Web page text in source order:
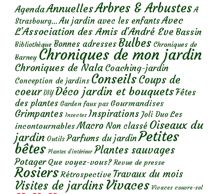
AgendaAnnuellesArbres & Arbustes A
Strasbourg... Au jardin avec les enfantsAvec
L'Association des Amis d'André Eve Bassin
Bibliothèque Bonnes adresses Bulbes Chroniques de
Barney Chroniques de mon jardin
Chroniques de Nala Coaching-jardin
Conception de jardins ConseilsCoups de
coeur DIY Déco jardin et bouquetsFêtes
des plantes Garden faux pas Gourmandises
Grimpantes Insectes Inspirations Joli Duo Les
incontournables Macro Non classé Oiseaux du
jardin Outils Parfums du jardinPetites
bêtes Plantes d’intérieur Plantes sauvages
Potager Que voyez-vous? Revue de presse
Rosiers Rétrospective Travaux du mois
Visites de jardins Vivaces Vivaces couvre-sol